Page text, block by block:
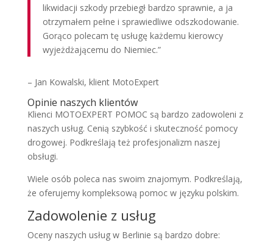
likwidacji szkody przebiegł bardzo sprawnie, a ja
otrzymałem pełne i sprawiedliwe odszkodowanie.
Gorąco polecam tę usługę każdemu kierowcy
wyjeżdżającemu do Niemiec.”
– Jan Kowalski, klient MotoExpert
Opinie naszych klientów
Klienci MOTOEXPERT POMOC są bardzo zadowoleni z
naszych usług. Cenią szybkość i skuteczność pomocy
drogowej. Podkreślają też profesjonalizm naszej
obsługi.
Wiele osób poleca nas swoim znajomym. Podkreślają,
że oferujemy kompleksową pomoc w języku polskim.
Zadowolenie z usług
Oceny naszych usług w Berlinie są bardzo dobre: